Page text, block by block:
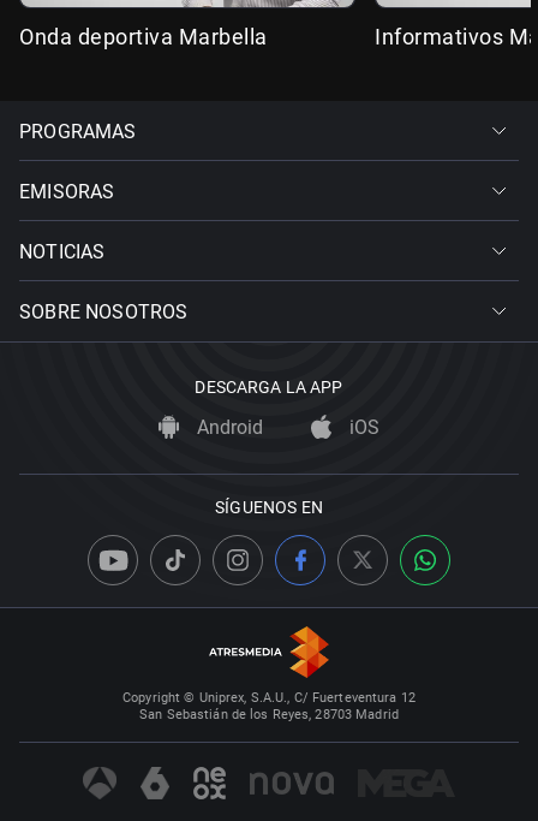
Onda deportiva Marbella Informativos
PROGRAMAS
EMISORAS
NOTICIAS
SOBRE NOSOTROS
DESCARGA LA APP
Android iOS
SÍGUENOS EN
Copyright © Uniprex, S.A.U., C/ Fuerteventura 12
San Sebastián de los Reyes, 28703 Madrid